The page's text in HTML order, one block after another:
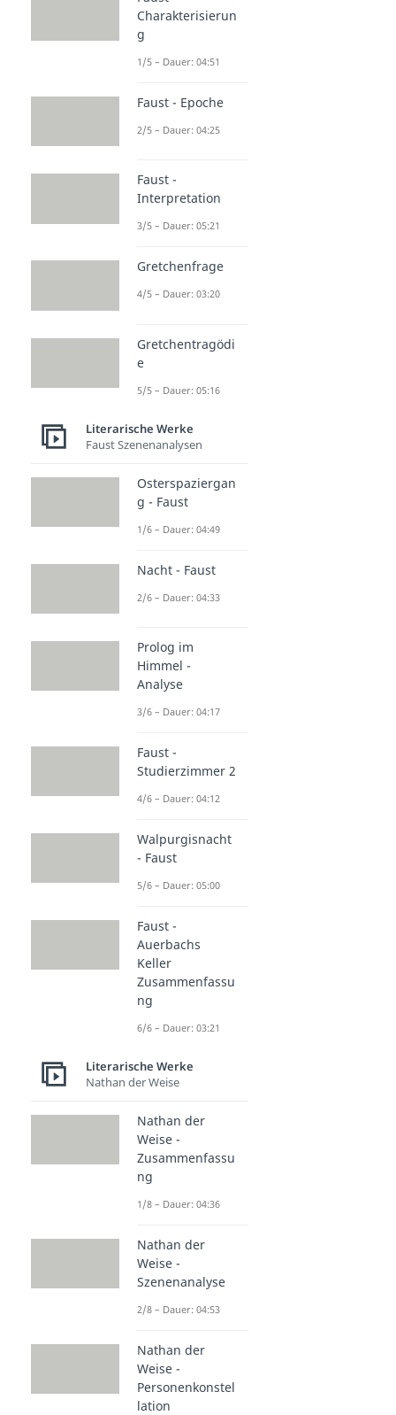
Charakterisierun
g
1/5 – Dauer: 04:51
Faust - Epoche
2/5 – Dauer: 04:25
Faust -
Interpretation
3/5 – Dauer: 05:21
Gretchenfrage
4/5 – Dauer: 03:20
Gretchentragödi
e
5/5 – Dauer: 05:16
Literarische Werke
Faust Szenenanalysen
Osterspaziergan
g - Faust
1/6 – Dauer: 04:49
Nacht - Faust
2/6 – Dauer: 04:33
Prolog im
Himmel -
Analyse
3/6 – Dauer: 04:17
Faust -
Studierzimmer 2
4/6 – Dauer: 04:12
Walpurgisnacht
- Faust
5/6 – Dauer: 05:00
Faust -
Auerbachs
Keller
Zusammenfassu
ng
6/6 – Dauer: 03:21
Literarische Werke
Nathan der Weise
Nathan der
Weise -
Zusammenfassu
ng
1/8 – Dauer: 04:36
Nathan der
Weise -
Szenenanalyse
2/8 – Dauer: 04:53
Nathan der
Weise -
Personenkonstel
lation